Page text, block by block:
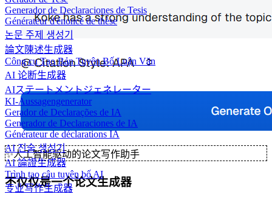
Generador de Declaraciones de Tesis
Générateur d'énoncé de thèse
논문 주제 생성기
論文陳述生成器
Công cụ Tạo Bản Tuyên Bố Luận Văn
AI 论断生成器
AIステートメントジェネレーター
KI-Aussagengenerator
Gerador de Declarações de IA
Generador de Declaraciones de IA
Générateur de déclarations IA
AI 진술 생성기
AI 論證生成器
Trình tạo câu tuyên bố AI
专业写作生成器
✨人工智能驱动的论文写作助手
不仅仅是一个论文生成器